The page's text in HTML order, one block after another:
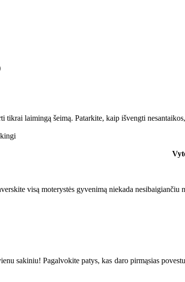
laimingą šeimą. Patarkite, kaip išvengti
visą moterystės gyvenimą niekada nesibaigiančiu
sakiniu! Pagalvokite patys, kas daro pirmąsias